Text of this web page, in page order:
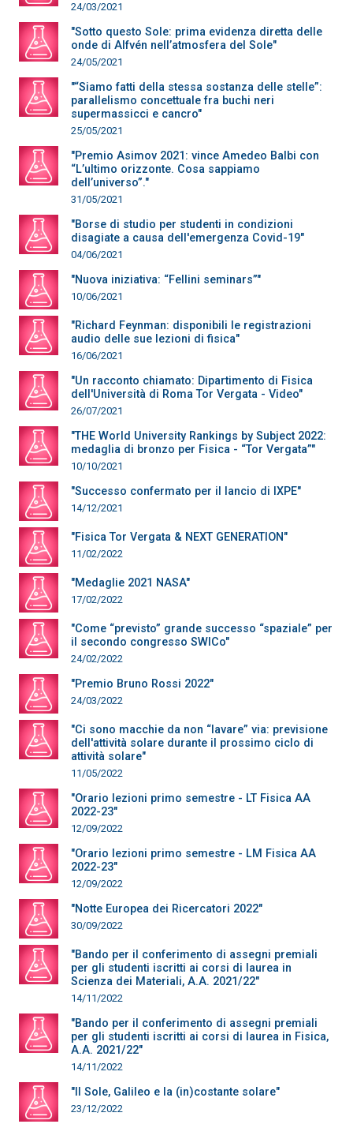
24/03/2021
"Sotto questo Sole: prima evidenza diretta delle
onde di Alfvén nell’atmosfera del Sole"
24/05/2021
"“Siamo fatti della stessa sostanza delle stelle”:
parallelismo concettuale fra buchi neri
supermassicci e cancro"
25/05/2021
"Premio Asimov 2021: vince Amedeo Balbi con
“L’ultimo orizzonte. Cosa sappiamo
dell’universo”."
31/05/2021
"Borse di studio per studenti in condizioni
disagiate a causa dell'emergenza Covid-19"
04/06/2021
"Nuova iniziativa: “Fellini seminars”"
10/06/2021
"Richard Feynman: disponibili le registrazioni
audio delle sue lezioni di fisica"
16/06/2021
"Un racconto chiamato: Dipartimento di Fisica
dell'Università di Roma Tor Vergata - Video"
26/07/2021
"THE World University Rankings by Subject 2022:
medaglia di bronzo per Fisica - “Tor Vergata”"
10/10/2021
"Successo confermato per il lancio di IXPE"
14/12/2021
"Fisica Tor Vergata & NEXT GENERATION"
11/02/2022
"Medaglie 2021 NASA"
17/02/2022
"Come “previsto” grande successo “spaziale” per
il secondo congresso SWICo"
24/02/2022
"Premio Bruno Rossi 2022"
24/03/2022
"Ci sono macchie da non “lavare” via: previsione
dell'attività solare durante il prossimo ciclo di
attività solare"
11/05/2022
"Orario lezioni primo semestre - LT Fisica AA
2022-23"
12/09/2022
"Orario lezioni primo semestre - LM Fisica AA
2022-23"
12/09/2022
"Notte Europea dei Ricercatori 2022"
30/09/2022
"Bando per il conferimento di assegni premiali
per gli studenti iscritti ai corsi di laurea in
Scienza dei Materiali, A.A. 2021/22"
14/11/2022
"Bando per il conferimento di assegni premiali
per gli studenti iscritti ai corsi di laurea in Fisica,
A.A. 2021/22"
14/11/2022
"Il Sole, Galileo e la (in)costante solare"
23/12/2022